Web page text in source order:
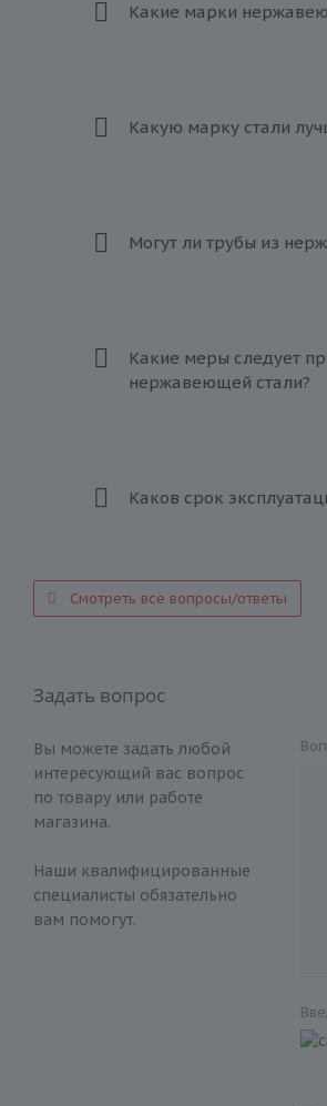
Какие марки
Какую марку стали
Могут ли трубы из
Какие меры следует
нержавеющей стали?
Каков срок
Смотреть все вопросы/ответы
Задать вопрос
Вы можете задать любой
интересующий вас вопрос
по товару или работе
магазина.
Наши квалифицированные
специалисты обязательно
вам помогут.